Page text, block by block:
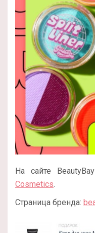
На сайте
Cosmetics.
Страница бренда: